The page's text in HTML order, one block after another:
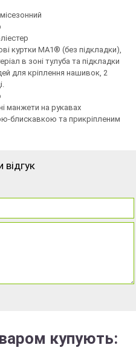
куртки MA1® (без підкладки),
в зоні тулуба та підкладки
для кріплення нашивок, 2
манжети на рукавах
блискавкою та прикріпленим
купують: